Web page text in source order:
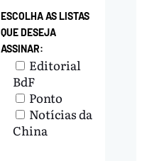
ESCOLHA AS LISTAS
QUE DESEJA
ASSINAR:
Editorial
BdF
Ponto
Notícias da
China